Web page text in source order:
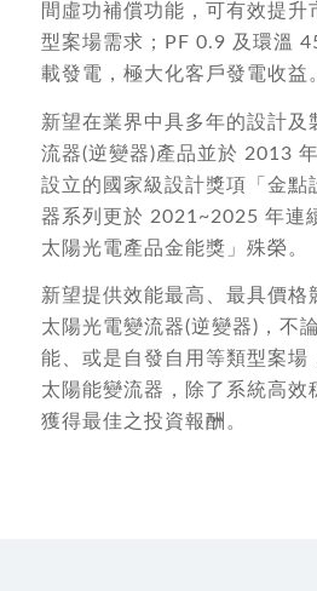
間虛功補償功能，可有效提升
型案場需求；PF 0.9 及環溫
載發電，極大化客戶發電收益
新望在業界中具多年的設計
流器(逆變器)產品並於 2013
設立的國家級設計獎項「金點
器系列更於 2021~2025 年連
太陽光電產品金能獎」殊榮。
新望提供效能最高、最具價格
太陽光電變流器(逆變器)，不
能、或是自發自用等類型案場
太陽能變流器，除了系統高效
獲得最佳之投資報酬。